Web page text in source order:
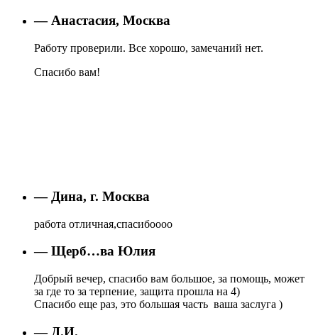
— Анастасия, Москва
Работу проверили. Все хорошо, замечаний нет.
Спасибо вам!
— Дина, г. Москва
работа отличная,спасибоооо
— Щерб…ва Юлия
Добрый вечер, спасибо вам большое, за помощь, может
за где то за терпение, защита прошла на 4)
Спасибо еще раз, это большая часть ваша заслуга )
— Д.И.